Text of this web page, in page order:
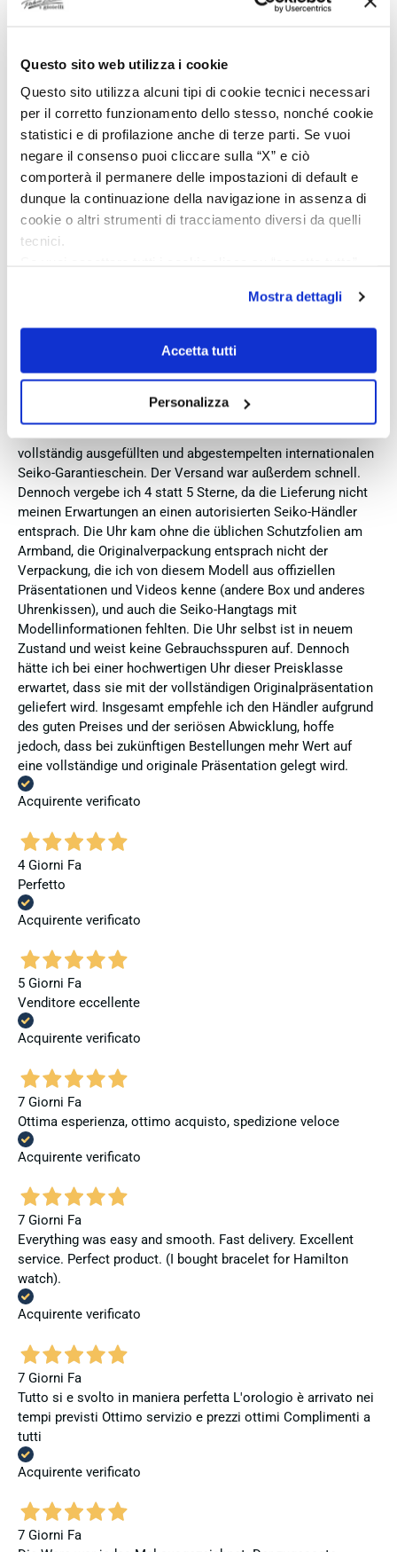
Questo sito web utilizza i cookie
Questo sito utilizza alcuni tipi di cookie tecnici necessari
per il corretto funzionamento dello stesso, nonché cookie
statistici e di profilazione anche di terze parti. Se vuoi
negare il consenso puoi cliccare sulla “X” e ciò
comporterà il permanere delle impostazioni di default e
dunque la continuazione della navigazione in assenza di
cookie o altri strumenti di tracciamento diversi da quelli
tecnici.
Se vuoi saperne di più consulta laprivacy policye la
Mostra dettagli
Accetta tutti
Personalizza
attenzione al cliente. Consiglio vivamente questo venditore a
livello. Sono pienamente soddisfatta del mio acquisto e non
esiterei a comprare di nuovo.
Acquirente verificato
4 Giorni Fa
Zum dritten mal dort von Fope Schmuck gekauft. Super
4 Giorni Fa
Ich bin insgesamt mit meinem Kauf zufrieden. Die Uhr ist
neu, original und funktioniert einwandfrei. Besonders positiv
vollständig ausgefüllten und abgestempelten internationalen
Seiko-Garantieschein. Der Versand war außerdem schnell.
Dennoch vergebe ich 4 statt 5 Sterne, da die Lieferung nicht
meinen Erwartungen an einen autorisierten Seiko-Händler
entsprach. Die Uhr kam ohne die üblichen Schutzfolien am
Armband, die Originalverpackung entsprach nicht der
Verpackung, die ich von diesem Modell aus offiziellen
Präsentationen und Videos kenne (andere Box und anderes
Uhrenkissen), und auch die Seiko-Hangtags mit
Modellinformationen fehlten. Die Uhr selbst ist in neuem
Zustand und weist keine Gebrauchsspuren auf. Dennoch
hätte ich bei einer hochwertigen Uhr dieser Preisklasse
erwartet, dass sie mit der vollständigen Originalpräsentation
geliefert wird. Insgesamt empfehle ich den Händler aufgrund
des guten Preises und der seriösen Abwicklung, hoffe
jedoch, dass bei zukünftigen Bestellungen mehr Wert auf
eine vollständige und originale Präsentation gelegt wird.
Acquirente verificato
4 Giorni Fa
Perfetto
Acquirente verificato
5 Giorni Fa
Venditore eccellente
Acquirente verificato
7 Giorni Fa
Ottima esperienza, ottimo acquisto, spedizione veloce
Acquirente verificato
7 Giorni Fa
Everything was easy and smooth. Fast delivery. Excellent
service. Perfect product. (I bought bracelet for Hamilton
watch).
Acquirente verificato
7 Giorni Fa
Tutto si e svolto in maniera perfetta L'orologio è arrivato nei
tempi previsti Ottimo servizio e prezzi ottimi Complimenti a
tutti
Acquirente verificato
7 Giorni Fa